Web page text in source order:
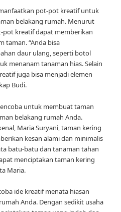
pot-pot kreatif untuk
belakang rumah. Menurut
pot kreatif dapat memberikan
taman. “Anda bisa
daur ulang, seperti botol
menanam tanaman hias. Selain
juga bisa menjadi elemen
Budi.
untuk membuat taman
belakang rumah Anda.
Maria Suryani, taman kering
kesan alami dan minimalis
batu-batu dan tanaman tahan
menciptakan taman kering
Maria.
ide kreatif menata hiasan
Anda. Dengan sedikit usaha